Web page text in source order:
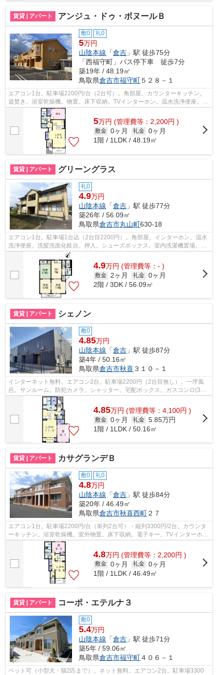
賃貸 | アパート アンジュ・ドゥ・ボヌールＢ
敷0 礼0
5万円
山陰本線 「倉吉 」駅 徒歩75分
「西福守町」バス停下車 徒歩7分
築19年 / 48.19㎡
鳥取県倉吉市福守町５２８－１
エアコン1台。駐車場2200円/台（2台可）。角部屋。カウンターキッチン。
追焚き。浴室乾燥機。物置。床下収納。TVインターホン。温水洗浄便座。洗
髪洗面化粧台。南向きバルコニー。クロ...
5万円 (管理費等：2,200円 )
敷金 0ヶ月 礼金 0ヶ月
1階 / 1LDK / 48.19㎡
賃貸 | アパート グリーングラス
礼0
4.9万円
山陰本線 「倉吉 」駅 徒歩77分
築26年 / 56.09㎡
鳥取県倉吉市丸山町630-18
エアコン1台。駐車場1台込（2台目2200円）。角部屋。インターホン。温水
洗浄便座。洗髪洗面化粧台。押入。シューズボックス。室内洗濯機置場。ゴ
ミ捨て場（敷地外）。東宝ストア西倉吉...
4.9万円 (管理費等：- )
敷金 2ヶ月 礼金 0ヶ月
2階 / 3DK / 56.09㎡
賃貸 | アパート シェノン
敷0
4.85万円
山陰本線 「倉吉 」駅 徒歩87分
築4年 / 50.16㎡
鳥取県倉吉市秋喜３１０－１
インターネット無料。エアコン2台。駐車場2200円（2台目無し）。一坪風
呂。サンルーム。防犯カメラ。シャッター。宅配ボックス。ガスコンロ(3
口)。カウンターキッチン。システムキッチ...
4.85万円 (管理費等：4,100円 )
敷金 0ヶ月 礼金 5.85万円
1階 / 1LDK / 50.16㎡
賃貸 | アパート カサグランデＢ
敷0 礼0
4.8万円
山陰本線 「倉吉 」駅 徒歩84分
築20年 / 46.49㎡
鳥取県倉吉市秋喜西町２７
エアコン1台。駐車場2200円/台（単列2台可）・縦列3300円/2台。カウンタ
ーキッチン。浴室乾燥機。室外物置。床下収納。電子キー。TVインターホ
ン。温水洗浄便座。暖房便座。独立洗面台...
4.8万円 (管理費等：2,200円 )
敷金 0ヶ月 礼金 0ヶ月
1階 / 1LDK / 46.49㎡
賃貸 | アパート コーポ・エテルナ３
敷0
5.4万円
山陰本線 「倉吉 」駅 徒歩71分
築5年 / 59.06㎡
鳥取県倉吉市福守町４０６－１
ペット可（小型犬・猫2匹まで）。ネット無料。エアコン2台。駐車場3300